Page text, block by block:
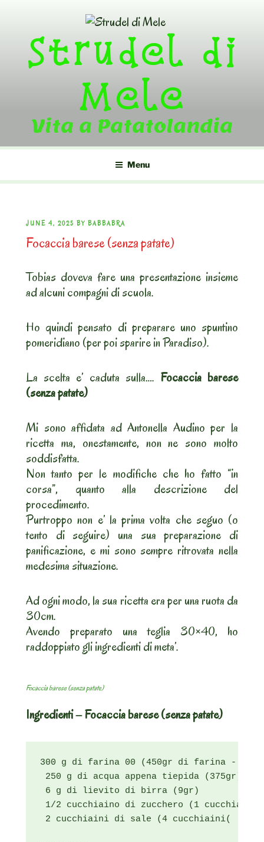
contentStrudel di
Mele
Vita a Patatolandia
Menu
POSTED
ON
JUNE 4, 2025 BY BABBABRA
Focaccia barese (senza patate)
Tobias doveva fare una presentazione insieme
ad alcuni compagni di scuola.
Ho quindi pensato di preparare uno spuntino
pomeridiano (per poi sparire in Paradiso).
La scelta e’ caduta sulla…. Focaccia barese
(senza patate)
Mi sono affidata ad Antonella Audino per la
ricetta ma, onestamente, non ne sono molto
soddisfatta.
Non tanto per le modifiche che ho fatto “in
corsa”, quanto alla descrizione del
procedimento.
Purtroppo non e’ la prima volta che seguo (o
tento di seguire) una sua preparazione di
panificazione, e mi sono sempre ritrovata nella
medesima situazione.
Ad ogni modo, la sua ricetta era per una ruota da
30cm.
Avendo preparato una teglia 30×40, ho
raddoppiato gli ingredienti di meta’.
Focaccia barese (senza patate)
Ingredienti – Focaccia barese (senza patate)
300 g di farina 00 (450gr di farina - di
250 g di acqua appena tiepida (375gr)
6 g di lievito di birra (9gr)
1/2 cucchiaino di zucchero (1 cucchiaino)
2 cucchiaini di sale (4 cucchiaini(